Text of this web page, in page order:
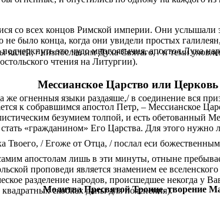
со всех концов Римской империи. Они
было конца, когда они увидели простых
это чудо многоязычия, апостол Лука
чтения на Литургии).
Мессианское Царство или
к собравшимся апостол Петр, – Мессианское
безумием толпой, и есть обетованный
«гражданином» Его Царства. Для этого
апостолам лишь в эти минуты, отныне
проповеди является знамением ее
разделение народов, происшедшее некогда у
скобках даны для пояснения).
/ низпослав им Духа Святаго, / и теми
огненныя языки раздаяше,/ в соединение вся
Твоего, / Егоже от Отца, / послал еси
Молитва Пресвятой Троице, творение